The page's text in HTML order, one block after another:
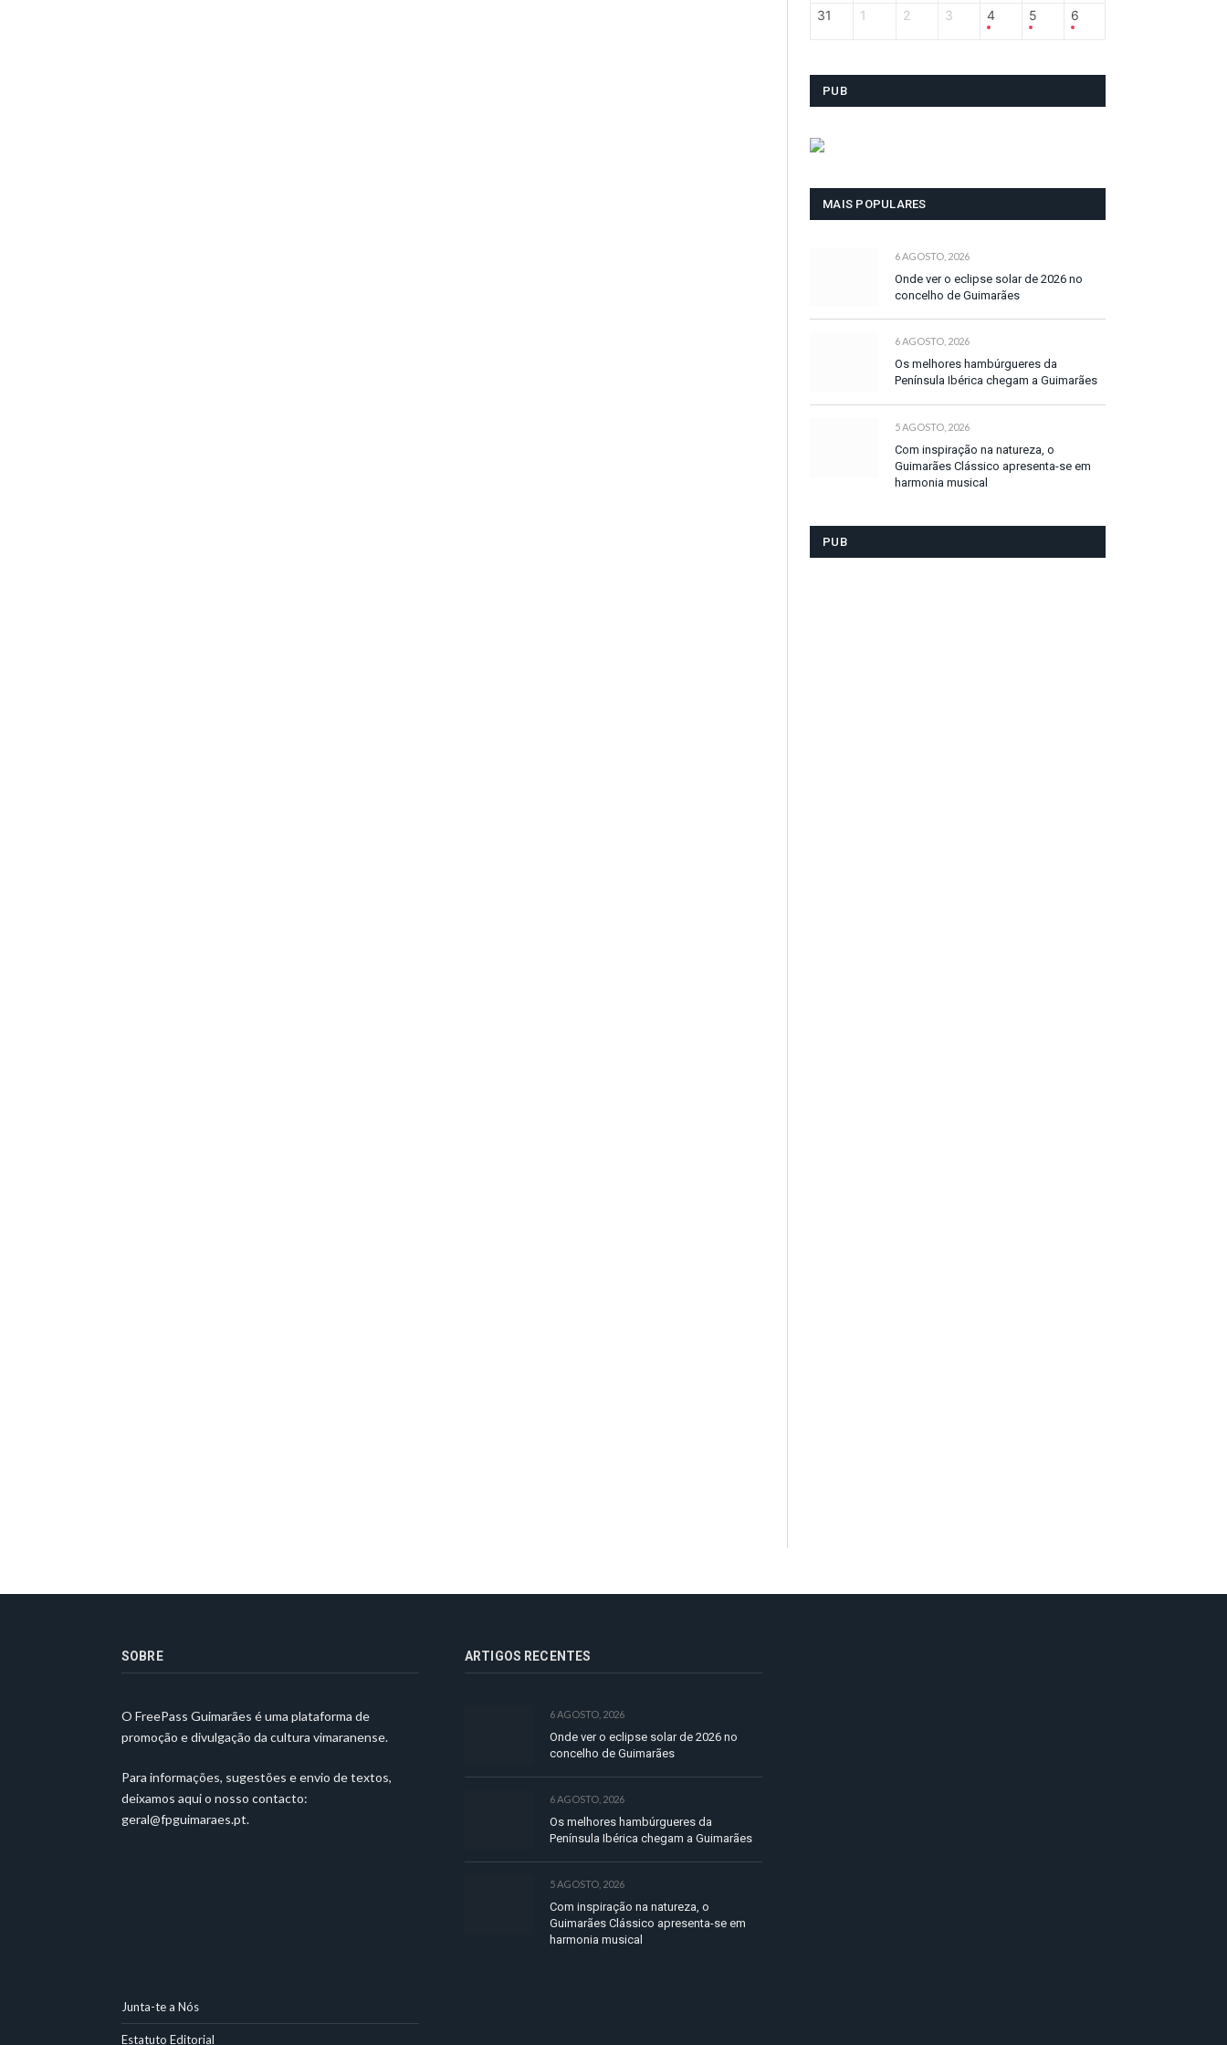
31 1 2 3 4 5 6
PUB
MAIS POPULARES
6 AGOSTO, 2026
Onde ver o eclipse solar de 2026 no
concelho de Guimarães
6 AGOSTO, 2026
Os melhores hambúrgueres da
Península Ibérica chegam a Guimarães
5 AGOSTO, 2026
Com inspiração na natureza, o
Guimarães Clássico apresenta-se em
harmonia musical
PUB
SOBRE
O FreePass Guimarães é uma plataforma de
promoção e divulgação da cultura vimaranense.
Para informações, sugestões e envio de textos,
deixamos aqui o nosso contacto:
geral@fpguimaraes.pt.
ARTIGOS RECENTES
6 AGOSTO, 2026
Onde ver o eclipse solar de 2026 no
concelho de Guimarães
6 AGOSTO, 2026
Os melhores hambúrgueres da
Península Ibérica chegam a Guimarães
5 AGOSTO, 2026
Com inspiração na natureza, o
Guimarães Clássico apresenta-se em
harmonia musical
Junta-te a Nós
Estatuto Editorial